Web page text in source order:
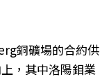
銅礦場的合約供
，其中洛陽鉬業